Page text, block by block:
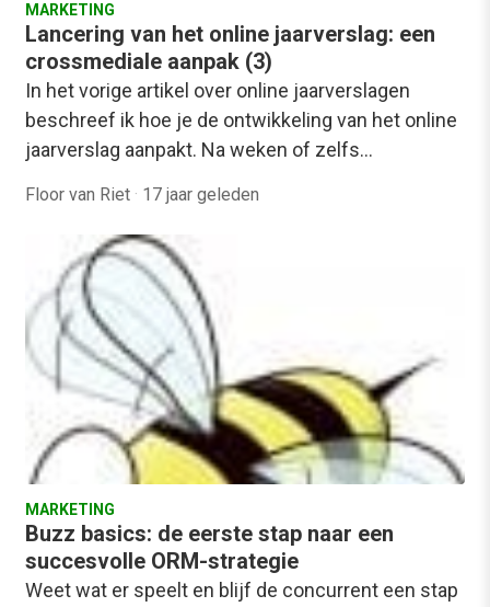
MARKETING
Lancering van het online jaarverslag: een
crossmediale aanpak (3)
In het vorige artikel over online jaarverslagen
beschreef ik hoe je de ontwikkeling van het online
jaarverslag aanpakt. Na weken of zelfs…
Floor van Riet · 17 jaar geleden
MARKETING
Buzz basics: de eerste stap naar een
succesvolle ORM-strategie
Weet wat er speelt en blijf de concurrent een stap